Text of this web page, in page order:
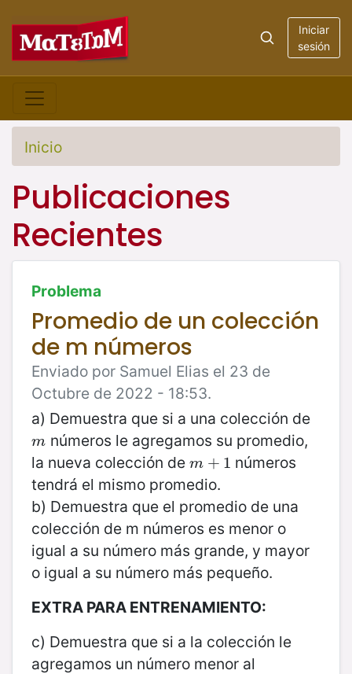
Iniciar
sesión
Inicio
Publicaciones
Recientes
Problema
Promedio de un colección
de m números
Enviado por Samuel Elias el 23 de
Octubre de 2022 - 18:53.
a) Demuestra que si a una colección de
m
m números le agregamos su promedio,
la nueva colección de m + 1
m+1
números
tendrá el mismo promedio.
b) Demuestra que el promedio de una
colección de m números es menor o
igual a su número más grande, y mayor
o igual a su número más pequeño.
EXTRA PARA ENTRENAMIENTO:
c) Demuestra que si a la colección le
agregamos un número menor al